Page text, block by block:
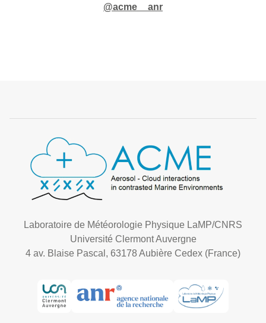
@acme__anr
Laboratoire de Météorologie Physique LaMP/CNRS
Université Clermont Auvergne
4 av. Blaise Pascal, 63178 Aubière Cedex (France)